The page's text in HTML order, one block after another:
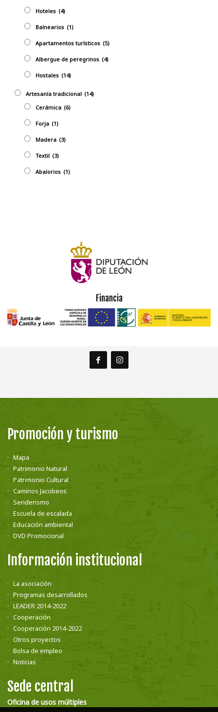
Hoteles (4)
Balnearios (1)
Apartamentos turísticos (5)
Albergue de peregrinos (4)
Hostales (14)
Artesaní­a tradicional (14)
Cerámica (6)
Forja (1)
Madera (3)
Textil (3)
Abalorios (1)
Financia
Promoción y turismo
Mapa
Patrimonio Natural
Patrimonio Cultural
Caminos Jacobeos
Senderismo
Escuela de escalada
Educación ambiental
DVD Promocional
Información institucional
La asociación
Programas desarrollados
LEADER 2014-2022
Cooperación
Cooperación 2014-2022
Otros proyectos
Bolsa de empleo
Noticias
Sede central
Oficina de usos múltiples